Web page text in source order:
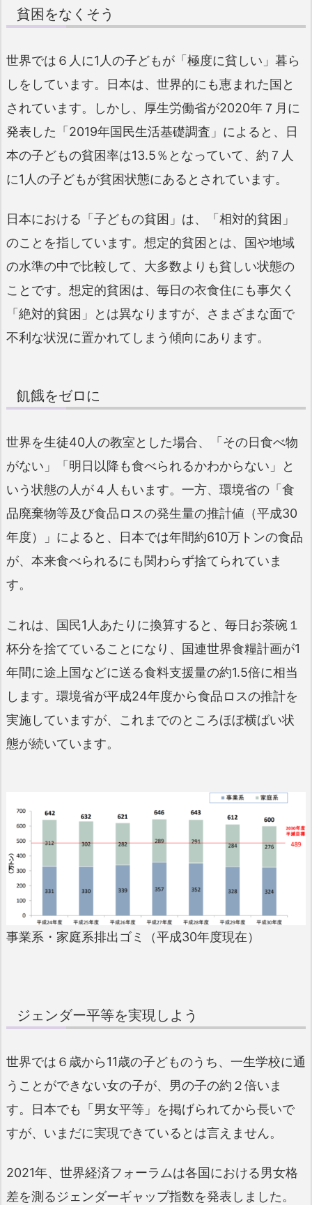
貧困をなくそう
世界では６人に1人の子どもが「極度に貧しい」暮ら
しをしています。日本は、世界的にも恵まれた国と
されています。しかし、厚生労働省が2020年７月に
発表した「2019年国民生活基礎調査」によると、日
本の子どもの貧困率は13.5％となっていて、約７人
に1人の子どもが貧困状態にあるとされています。
日本における「子どもの貧困」は、「相対的貧困」
のことを指しています。想定的貧困とは、国や地域
の水準の中で比較して、大多数よりも貧しい状態の
ことです。想定的貧困は、毎日の衣食住にも事欠く
「絶対的貧困」とは異なりますが、さまざまな面で
不利な状況に置かれてしまう傾向にあります。
飢餓をゼロに
世界を生徒40人の教室とした場合、「その日食べ物
がない」「明日以降も食べられるかわからない」と
いう状態の人が４人もいます。一方、環境省の「食
品廃棄物等及び食品ロスの発生量の推計値（平成30
年度）」によると、日本では年間約610万トンの食品
が、本来食べられるにも関わらず捨てられていま
す。
これは、国民1人あたりに換算すると、毎日お茶碗１
杯分を捨てていることになり、国連世界食糧計画が1
年間に途上国などに送る食料支援量の約1.5倍に相当
します。環境省が平成24年度から食品ロスの推計を
実施していますが、これまでのところほぼ横ばい状
態が続いています。
事業系・家庭系排出ゴミ（平成30年度現在）
ジェンダー平等を実現しよう
世界では６歳から11歳の子どものうち、一生学校に通
うことができない女の子が、男の子の約２倍いま
す。日本でも「男女平等」を掲げられてから長いで
すが、いまだに実現できているとは言えません。
2021年、世界経済フォーラムは各国における男女格
差を測るジェンダーギャップ指数を発表しました。